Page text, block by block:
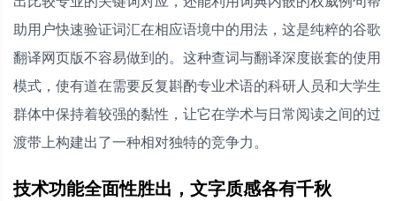
助用户快速验证词汇在相应语境中的用法，这是纯粹的谷歌
翻译网页版不容易做到的。这种查词与翻译深度嵌套的使用
模式，使有道在需要反复斟酌专业术语的科研人员和大学生
群体中保持着较强的黏性，让它在学术与日常阅读之间的过
渡带上构建出了一种相对独特的竞争力。
技术功能全面性胜出，文字质感各有千秋